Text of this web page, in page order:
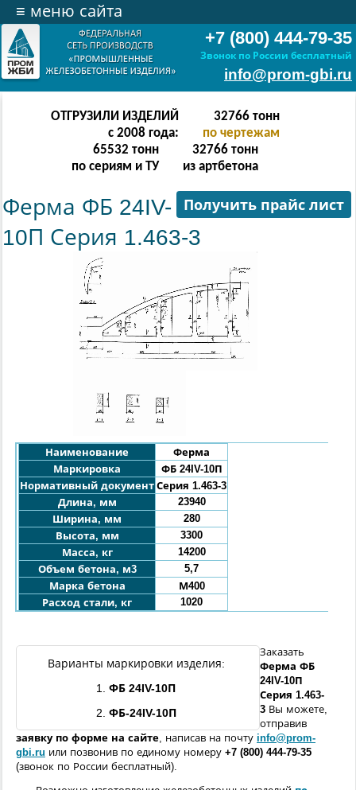
+7 (800) 444-79-35
Звонок по России бесплатный
info@prom-gbi.ru
≡ меню сайта
ОТГРУЗИЛИ ИЗДЕЛИЙ
с 2008 года:
65534тонн
по чертежам
131068 тонн
по сериям и ТУ
65534 тонн
из артбетона
Получить прайс лист
Ферма ФБ 24IV-
10П Серия 1.463-3
Наименование
Ферма
Маркировка
ФБ 24IV-10П
Нормативный документ Серия 1.463-3
Длина, мм
23940
Ширина, мм
280
Высота, мм
3300
Масса, кг
14200
Объем бетона, м3
5,7
Марка бетона
М400
Расход стали, кг
1020
Варианты маркировки изделия:
1. ФБ 24IV-10П
2. ФБ-24IV-10П
Заказать
Ферма ФБ
24IV-10П
Серия 1.463-
3 Вы можете,
отправив
заявку по форме на сайте, написав на почту info@prom-
gbi.ru или позвонив по единому номеру +7 (800) 444-79-35
(звонок по России бесплатный).